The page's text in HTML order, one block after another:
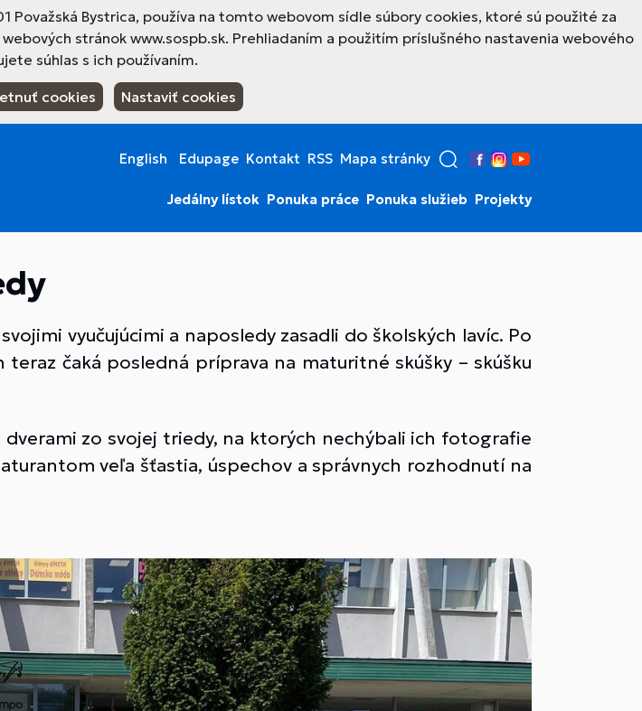
Považská Bystrica, používa na tomto webovom sídle súbory cookies, ktoré sú použité za
stránok www.sospb.sk. Prehliadaním a použitím príslušného nastavenia webového
súhlas s ich používaním.
cookies Nastaviť cookies
English Edupage Kontakt RSS Mapa stránky
Facebook
Instagram
YouTube
Jedálny lístok Ponuka práce Ponuka služieb Projekty
vyučujúcimi a naposledy zasadli do školských lavíc. Po
čaká posledná príprava na maturitné skúšky – skúšku
zo svojej triedy, na ktorých nechýbali ich fotografie
veľa šťastia, úspechov a správnych rozhodnutí na